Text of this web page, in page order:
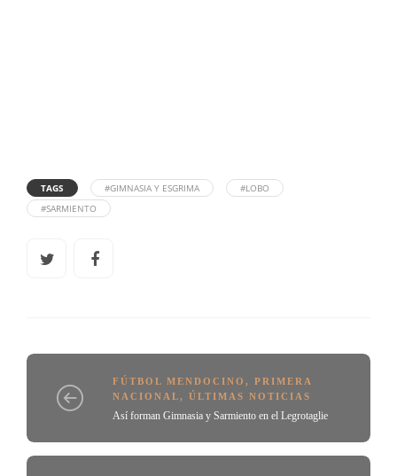
TAGS #GIMNASIA Y ESGRIMA
#LOBO
#SARMIENTO
FÚTBOL MENDOCINO , PRIMERA
NACIONAL, ÚLTIMAS NOTICIAS
Así forman Gimnasia y Sarmiento en el Legrotaglie